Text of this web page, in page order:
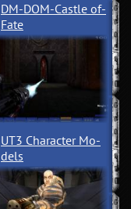
DM-DOM-Castle of­
Fate
UT3 Character Mo­
dels